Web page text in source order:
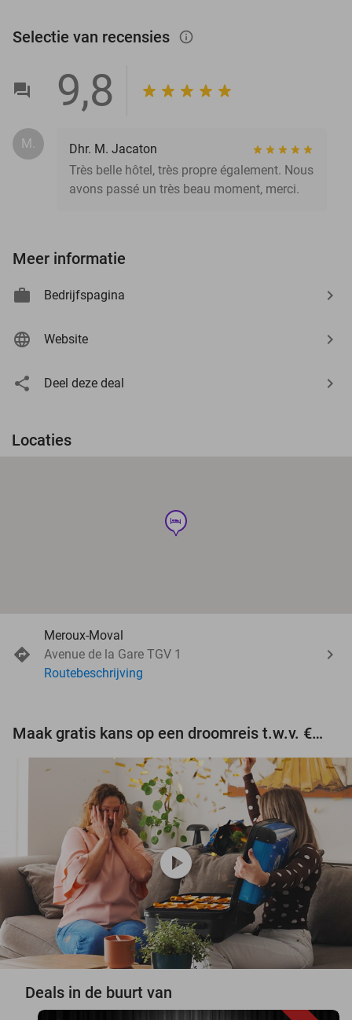
Selectie van recensies info_outlined
9,8
M.
Dhr. M. Jacaton
Très belle hôtel, très propre également. Nous
avons passé un très beau moment, merci.
Meer informatie
Bedrijfspagina
Website
Deel deze deal
Locaties
hotel
Meroux-Moval
Avenue de la Gare TGV 1
Routebeschrijving
Maak gratis kans op een droomreis t.w.v. €3.000!
play_circle
Deals in de buurt van